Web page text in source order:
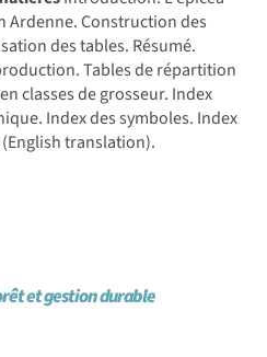
Ardenne. Construction des
des tables. Résumé.
Tables de répartition
classes de grosseur. Index
Index des symboles. Index
translation).
et gestion durable